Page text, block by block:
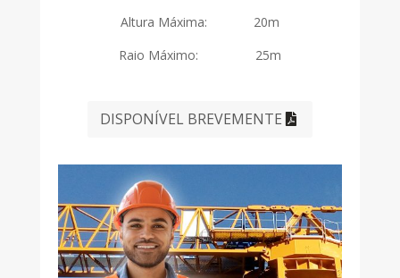
Altura Máxima: 20m
Raio Máximo: 25m
DISPONÍVEL BREVEMENTE